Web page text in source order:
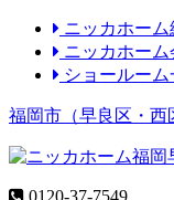
ニッカホーム
ニッカホー
ショールーム
福岡市（早良区・西
0120-37-7549